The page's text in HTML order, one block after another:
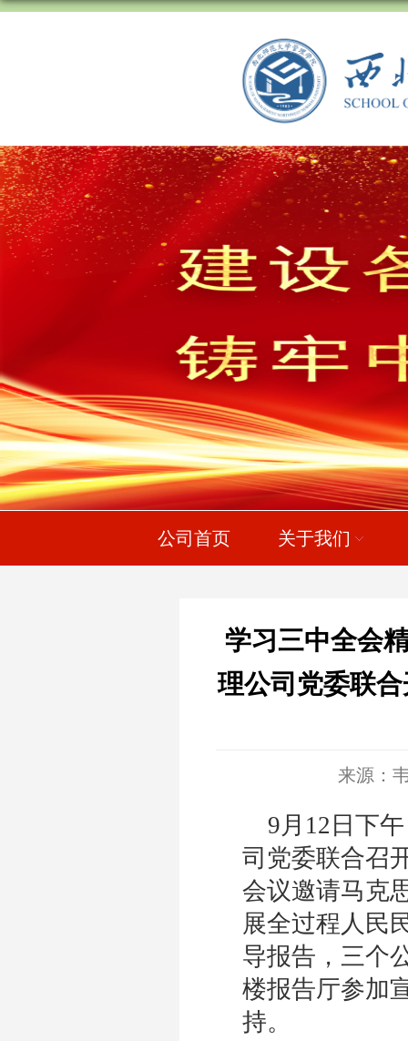
公司首页 关于我们
学习三中全会
理公司党委联
来源：
9月12日下
司党委联合召
会议邀请马克
展全过程人民
导报告，三个
楼报告厅参加
持。